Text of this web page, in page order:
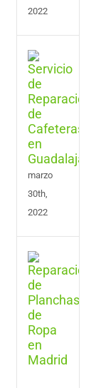
2022
de
en
marzo
30th,
2022
de
de